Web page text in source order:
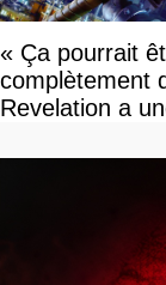
« Ça pourrait
complètement
Revelation a